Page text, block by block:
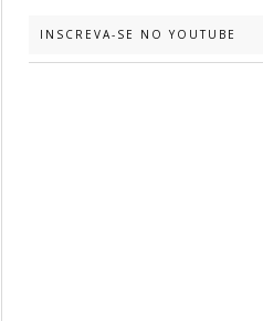
INSCREVA-SE NO YOUTUBE